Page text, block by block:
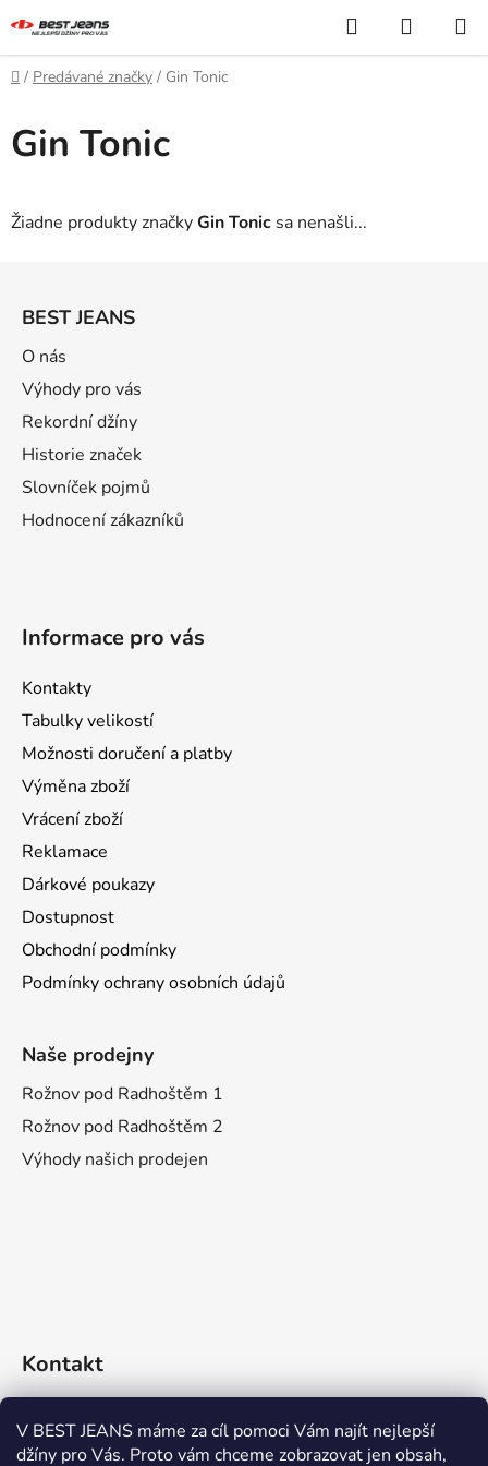
V BEST JEANS máme za cíl pomoci Vám najít nejlepší
džíny pro Vás. Proto vám chceme zobrazovat jen obsah,
na
obsah
Hľadať
KOŠÍK
Domov
/ Predávané značky / Gin Tonic
Gin Tonic
Žiadne produkty značkyGin Tonic sa nenašli...
BEST JEANS
O nás
Výhody pro vás
Rekordní džíny
Historie značek
Slovníček pojmů
Hodnocení zákazníků
Informace pro vás
Kontakty
Tabulky velikostí
Možnosti doručení a platby
Výměna zboží
Vrácení zboží
Reklamace
Dárkové poukazy
Dostupnost
Obchodní podmínky
Podmínky ochrany osobních údajů
Naše prodejny
Rožnov pod Radhoštěm 1
Rožnov pod Radhoštěm 2
Výhody našich prodejen
Kontakt
eshop@bestjeans.cz